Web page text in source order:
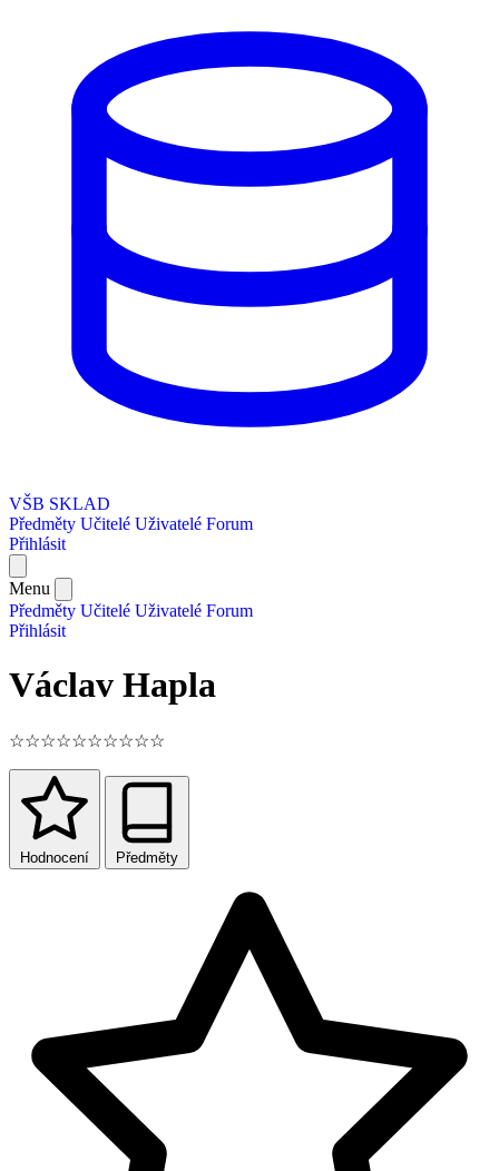
VŠB SKLAD
Předměty Učitelé Uživatelé Forum
Přihlásit
Menu
Předměty Učitelé Uživatelé Forum
Přihlásit
Václav Hapla
☆☆☆☆☆☆☆☆☆☆
Hodnocení Předměty